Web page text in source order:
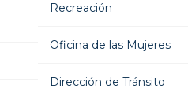
Recreación
Oficina de las Mujeres
Dirección de Tránsito